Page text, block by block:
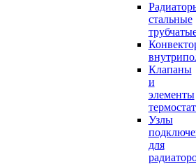
стальные
Клапаны
и
элементы
Узлы
для